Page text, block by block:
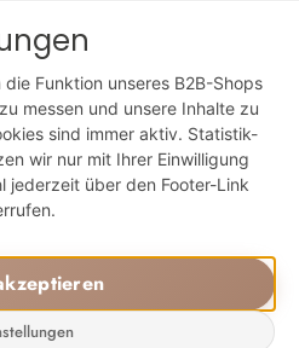
da:
Digital Solutions NF
Funktion unseres B2B-Shops
messen und unsere Inhalte zu
sind immer aktiv. Statistik-
wir nur mit Ihrer Einwilligung
jederzeit über den Footer-Link